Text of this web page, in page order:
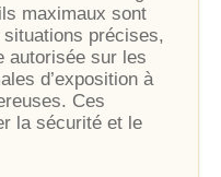
maximaux sont
précises,
autorisée sur les
d’exposition à
Ces
la sécurité et le